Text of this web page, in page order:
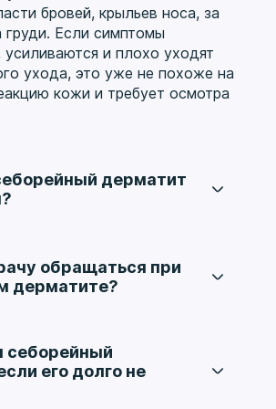
бровей, крыльев носа, за
Если симптомы
усиливаются и плохо уходят
ухода, это уже не похоже на
кожи и требует осмотра
дерматит
или меняется уход, но
на самостоятельное
проблемы не стоит.
без правильного лечения и
факторов оно
обращаться при
дерматите?
головы — также к
оценивает характер
исключает псориаз,
себорейный
его долго не